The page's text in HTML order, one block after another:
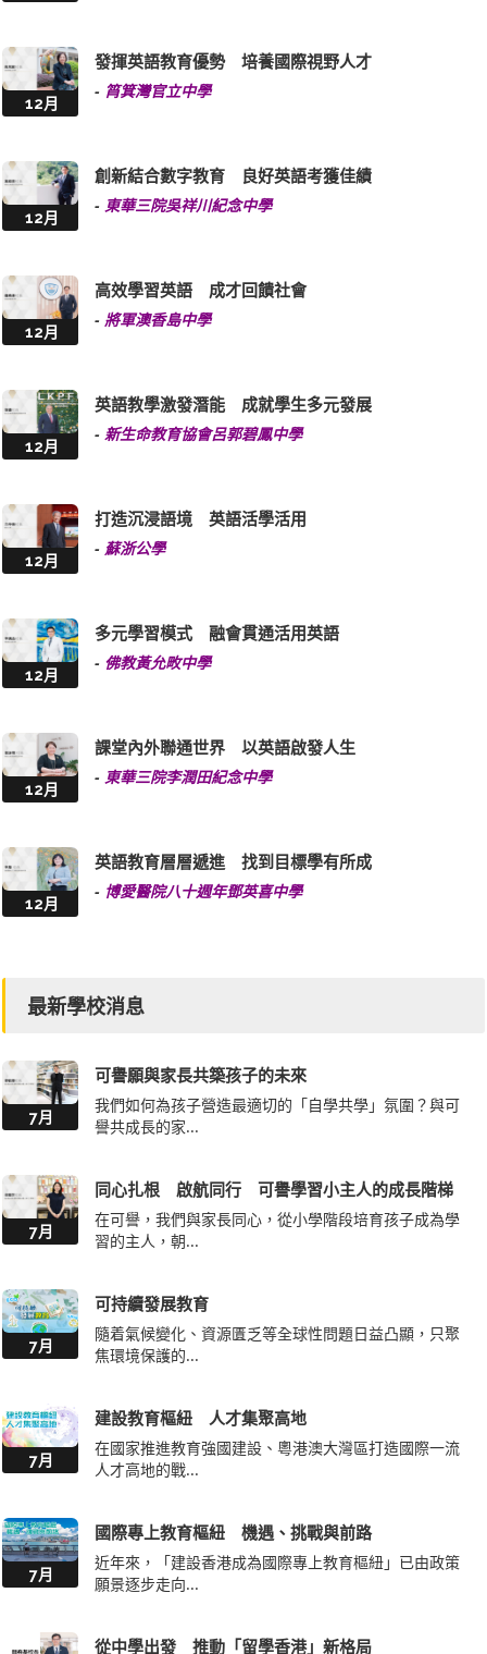
12月
發揮英語教育優勢 培養國際視野人才
- 筲箕灣官立中學
12月
創新結合數字教育 良好英語考獲佳績
- 東華三院吳祥川紀念中學
12月
高效學習英語 成才回饋社會
- 將軍澳香島中學
12月
英語教學激發潛能 成就學生多元發展
- 新生命教育協會呂郭碧鳳中學
12月
打造沉浸語境 英語活學活用
- 蘇浙公學
12月
多元學習模式 融會貫通活用英語
- 佛教黃允畋中學
12月
課堂內外聯通世界 以英語啟發人生
- 東華三院李潤田紀念中學
12月
英語教育層層遞進 找到目標學有所成
- 博愛醫院八十週年鄧英喜中學
最新學校消息
7月
可譽願與家長共築孩子的未來
我們如何為孩子營造最適切的「自學共學」氛圍？與可
譽共成長的家...
7月
同心扎根 啟航同行 可譽學習小主人的成長階梯
在可譽，我們與家長同心，從小學階段培育孩子成為學
習的主人，朝...
7月
可持續發展教育
隨着氣候變化、資源匱乏等全球性問題日益凸顯，只聚
焦環境保護的...
7月
建設教育樞紐 人才集聚高地
在國家推進教育強國建設、粵港澳大灣區打造國際一流
人才高地的戰...
7月
國際專上教育樞紐 機遇、挑戰與前路
近年來，「建設香港成為國際專上教育樞紐」已由政策
願景逐步走向...
從中學出發 推動「留學香港」新格局